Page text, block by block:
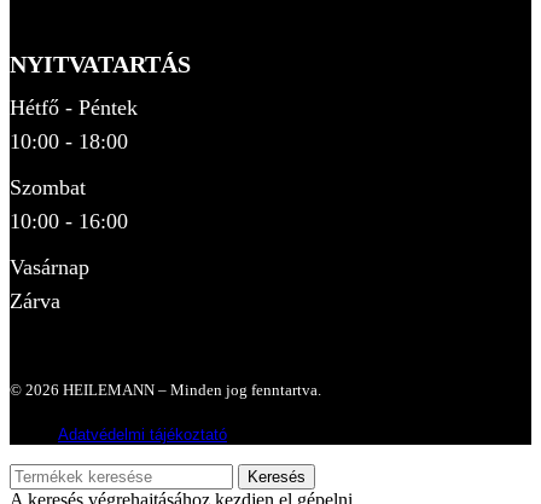
NYITVATARTÁS
Hétfő - Péntek
10:00 - 18:00
Szombat
10:00 - 16:00
Vasárnap
Zárva
© 2026 HEILEMANN – Minden jog fenntartva.
Adatvédelmi tájékoztató
Keresés